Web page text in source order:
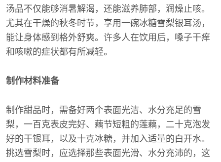
汤品不仅能够消暑解渴，还能滋养肺部，润燥止咳。
尤其在干燥的秋冬时节，享用一碗冰糖雪梨银耳汤，
能让身体感到格外舒爽。许多人在饮用后，嗓子干痒
和咳嗽的症状都有所减轻。
制作材料准备
制作甜品时，需备好两个表面光洁、水分充足的雪
梨，一百克表皮完好、藕节短粗的莲藕，二十克泡发
好的干银耳，以及十克冰糖，并加入适量的白开水。
挑选雪梨时，应选择那些表面光滑、水分充沛的，这